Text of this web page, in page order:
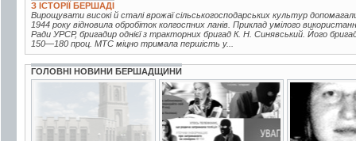
З ІСТОРІЇ БЕРШАДІ
Вирощувати високі й сталі врожаї сільськогосподарських культур
1944 року відновила обробіток колгоспних ланів. Приклад умілого
Ради УРСР, бригадир однієї з тракторних бригад К. Н. Синявський. Його
150—180 проц. МТС міцно тримала першість у...
ГОЛОВНІ НОВИНИ БЕРШАДЩИНИ